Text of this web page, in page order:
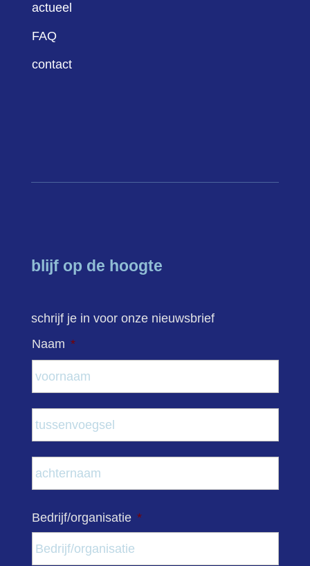
actueel
FAQ
contact
blijf op de hoogte
schrijf je in voor onze nieuwsbrief
Naam *
Bedrijf/organisatie *